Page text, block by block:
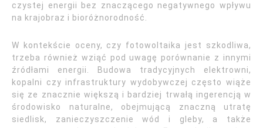
czystej energii bez znaczącego negatywnego wpływu
na krajobraz i bioróżnorodność.
W kontekście oceny, czy fotowoltaika jest szkodliwa,
trzeba również wziąć pod uwagę porównanie z innymi
źródłami energii. Budowa tradycyjnych elektrowni,
kopalni czy infrastruktury wydobywczej często wiąże
się ze znacznie większą i bardziej trwałą ingerencją w
środowisko naturalne, obejmującą znaczną utratę
siedlisk, zanieczyszczenie wód i gleby, a także